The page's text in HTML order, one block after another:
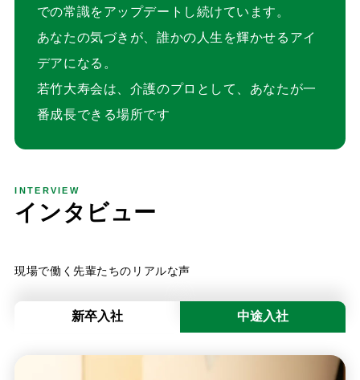
での常識をアップデートし続けています。
あなたの気づきが、誰かの人生を輝かせるアイ
デアになる。
若竹大寿会は、介護のプロとして、あなたが一
番成長できる場所です
INTERVIEW
イ ンタ ビュー
現場で働く先輩たちのリアルな声
新卒入社 中途入社